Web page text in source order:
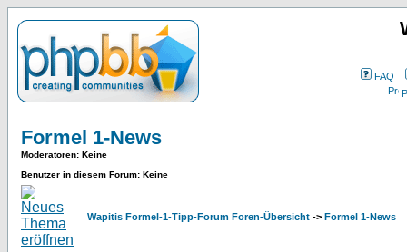
FAQ
Formel 1-News
Moderatoren: Keine
Benutzer in diesem Forum: Keine
Wapitis Formel-1-Tipp-Forum Foren-Übersicht -> Formel 1-News